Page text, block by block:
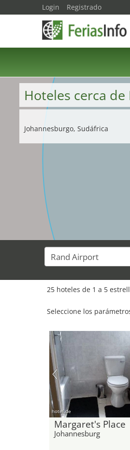
Hoteles cerca
Johannesburgo, Sudáfrica
25 hoteles de 1 a 5
Seleccione los
hotel.de
Margaret's Place
Johannesburg
Login Registrado